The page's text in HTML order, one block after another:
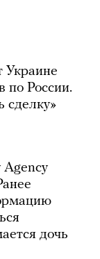
Украине
по России.
сделку»
дочь